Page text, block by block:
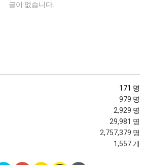
글이 없습니다.
171 명
979 명
2,929 명
29,981 명
2,757,379 명
1,557 개